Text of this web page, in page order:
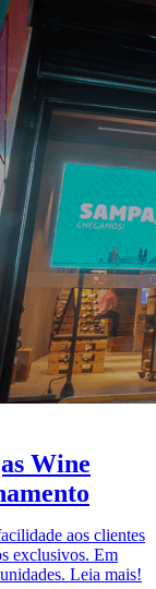
Wine
aos clientes
exclusivos. Em
Leia mais!